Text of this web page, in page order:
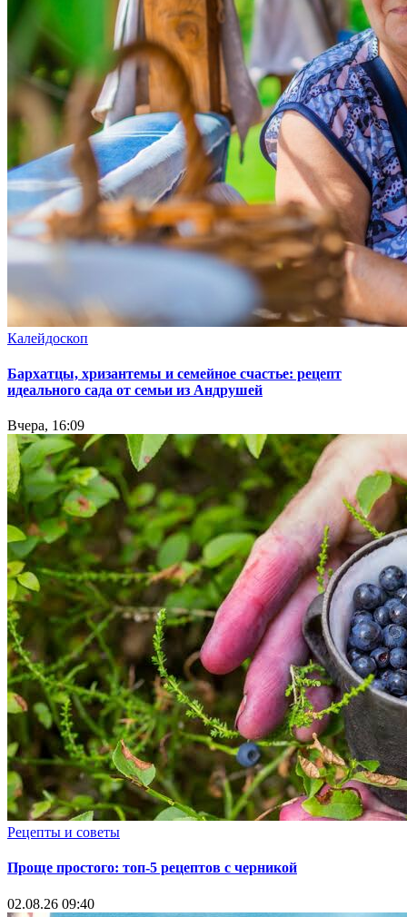
Калейдоскоп
Бархатцы, хризантемы и семейное счастье: рецепт
идеального сада от семьи из Андрушей
Вчера, 16:09
Рецепты и советы
Проще простого: топ-5 рецептов с черникой
02.08.26 09:40